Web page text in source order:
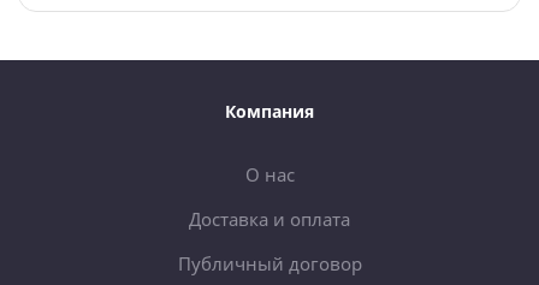
Компания
О нас
Доставка и оплата
Публичный договор